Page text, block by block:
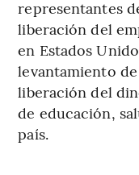
representantes
liberación del
en Estados
levantamiento
liberación del
de educación,
país.